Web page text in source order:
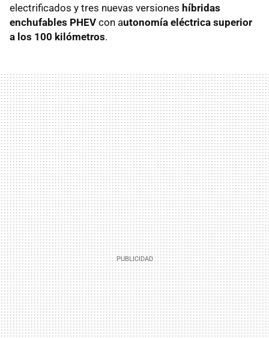
electrificados y tres nuevas versiones híbridas
enchufables PHEV con autonomía eléctrica superior
a los 100 kilómetros.